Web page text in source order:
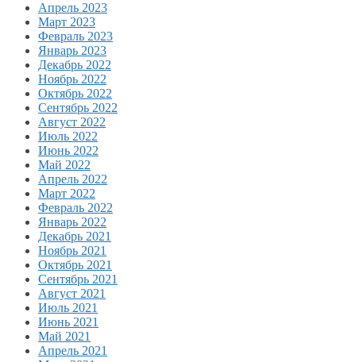
Апрель 2023
Март 2023
Февраль 2023
Январь 2023
Декабрь 2022
Ноябрь 2022
Октябрь 2022
Сентябрь 2022
Август 2022
Июль 2022
Июнь 2022
Май 2022
Апрель 2022
Март 2022
Февраль 2022
Январь 2022
Декабрь 2021
Ноябрь 2021
Октябрь 2021
Сентябрь 2021
Август 2021
Июль 2021
Июнь 2021
Май 2021
Апрель 2021